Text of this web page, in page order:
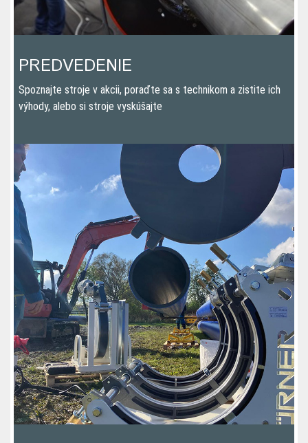
PREDVEDENIE
Spoznajte stroje v akcii, poraďte sa s technikom a zistite ich
výhody, alebo si stroje vyskúšajte